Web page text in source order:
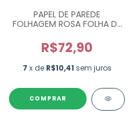
PAPEL DE PAREDE
FOLHAGEM ROSA FOLHA DE
R$72,90
7 x de R$10,41 sem juros